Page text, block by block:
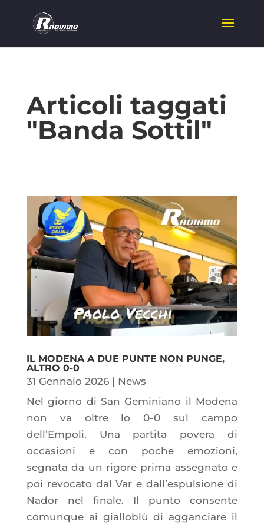
Articoli taggati
"Banda Sottil"
IL MODENA A DUE PUNTE NON PUNGE,
ALTRO 0-0
31 Gennaio 2026| News
Nel giorno di San Geminiano il Modena
non va oltre lo 0-0 sul campo
dell’Empoli. Una partita povera di
occasioni e con poche emozioni,
segnata da un rigore prima assegnato e
poi revocato dal Var e dall’espulsione di
Nador nel finale. Il punto consente
comunque ai gialloblù di agganciare il